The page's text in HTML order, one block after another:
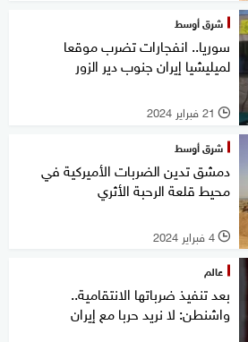
شرق أوسط
سوريا.. انفجارات تضرب موقعا
لميليشيا إيران جنوب دير الزور
l 21 فبراير 2024
شرق أوسط
دمشق تدين الضربات الأميركية في
محيط قلعة الرحبة الأثري
l 4 فبراير 2024
عالم
بعد تنفيذ ضرباتها الانتقامية..
واشنطن: لا نريد حربا مع إيران